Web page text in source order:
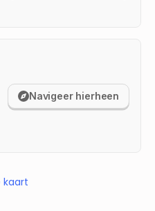
Navigeer hierheen
kaart